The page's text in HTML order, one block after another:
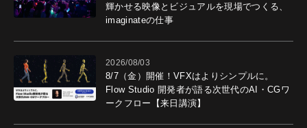
輝かせる映像とビジュアルを現場でつくる、
imaginateの仕事
2026/08/03
8/7（金）開催！VFXはよりシンプルに。
Flow Studio 開発者が語る次世代のAI・CGワ
ークフロー【来日講演】